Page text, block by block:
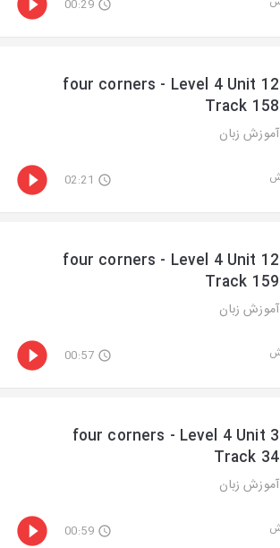
00:29
four corners - Level 4 Unit 12
Track 158
آموزش زبان
02:21
four corners - Level 4 Unit 12
Track 159
آموزش زبان
00:57
four corners - Level 4 Unit 3
Track 34
آموزش زبان
00:59